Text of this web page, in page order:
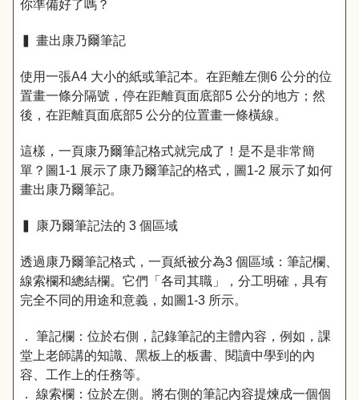
你準備好了嗎？
▍ 畫出康乃爾筆記
使用一張A4 大小的紙或筆記本。在距離左側6 公分的位
置畫一條分隔號，停在距離頁面底部5 公分的地方；然
後，在距離頁面底部5 公分的位置畫一條橫線。
這樣，一頁康乃爾筆記格式就完成了！是不是非常簡
單？圖1-1 展示了康乃爾筆記的格式，圖1-2 展示了如何
畫出康乃爾筆記。
▍ 康乃爾筆記法的 3 個區域
透過康乃爾筆記格式，一頁紙被分為3 個區域：筆記欄、
線索欄和總結欄。它們「各司其職」，分工明確，具有
完全不同的用途和意義，如圖1-3 所示。
． 筆記欄：位於右側，記錄筆記的主體內容，例如，課
堂上老師講的知識、黑板上的板書、閱讀中學到的內
容、工作上的任務等。
． 線索欄：位於左側。將右側的筆記內容提煉成一個個